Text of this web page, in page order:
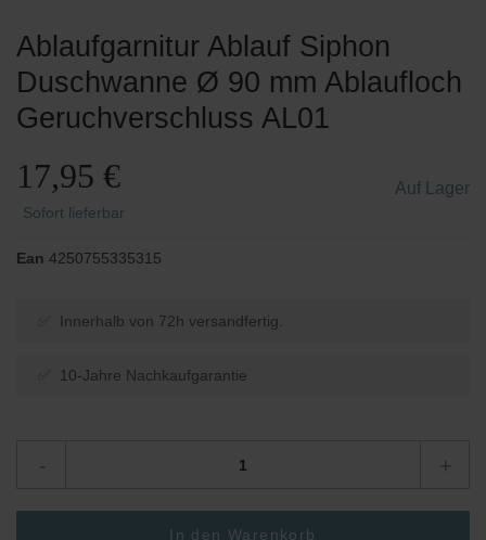
Ablaufgarnitur Ablauf Siphon
Duschwanne Ø 90 mm Ablaufloch
Geruchverschluss AL01
17,95 €
Sofort lieferbar
Auf Lager
Ean 4250755335315
✅ Innerhalb von 72h versandfertig.
✅ 10-Jahre Nachkaufgarantie
- +
In den Warenkorb